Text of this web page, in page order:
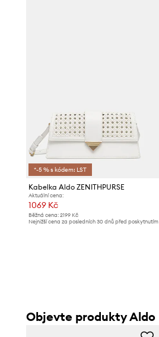
*-5 % s kódem: LST
Kabelka Aldo ZENITHPURSE
Aktuální cena:
1069 Kč
Běžná cena: 2199 Kč
Nejnižší cena za posledních 30 dnů před poskytnutím
Objevte produkty Aldo